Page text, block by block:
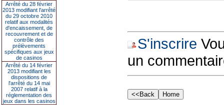
Arrêté du 28 février
2013 modifiant l'arrêté
du 29 octobre 2010
relatif aux modalités
d'encaissement, de
recouvrement et de
contrôle des
prélèvements
spécifiques aux jeux
de casinos
Arrêté du 14 février
2013 modifiant les
dispositions de
l'arrêté du 14 mai
2007 relatif à la
réglementation des
jeux dans les casinos
S'inscrire
un